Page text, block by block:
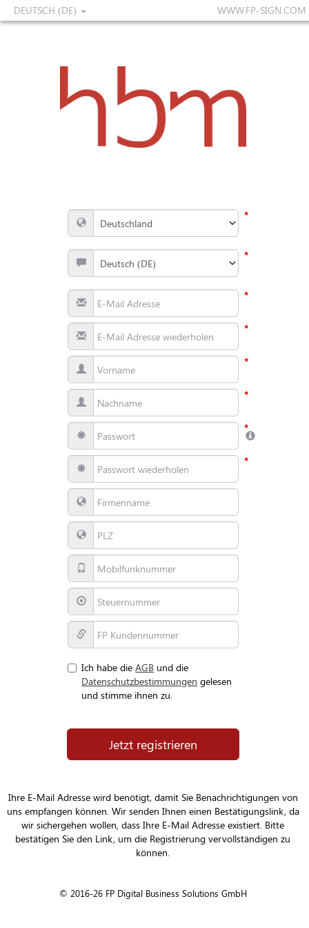
DEUTSCH (DE) WWW.FP-SIGN.COM
*
*
*
*
*
*
*
*
Ich habe dieAGB und die
Datenschutzbestimmungen gelesen
und stimme ihnen zu.
Ihre E-Mail Adresse wird benötigt, damit Sie Benachrichtigungen von
uns empfangen können. Wir senden Ihnen einen Bestätigungslink, da
wir sichergehen wollen, dass Ihre E-Mail Adresse existiert. Bitte
bestätigen Sie den Link, um die Registrierung vervollständigen zu
können.
© 2016-26 FP Digital Business Solutions GmbH